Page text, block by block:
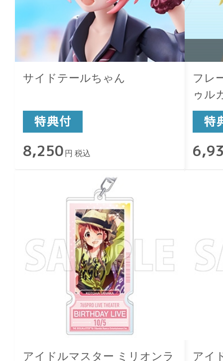
サイドテールちゃん
8,250 円 税込
フレ
ゥル
アイドルマスター ミリオンラ アイ